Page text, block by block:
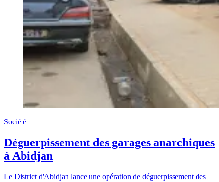
Société
Déguerpissement des garages anarchiques
à Abidjan
Le District d'Abidjan lance une opération de déguerpissement des